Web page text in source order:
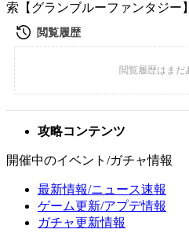
索【グランブルーファンタジー】
攻略コンテンツ
開催中のイベント/ガチャ情報
最新情報/ニュース速報
ゲーム更新/アプデ情報
ガチャ更新情報